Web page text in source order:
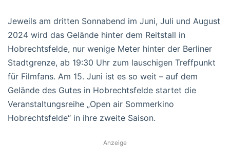
Jeweils am dritten Sonnabend im Juni, Juli und August
2024 wird das Gelände hinter dem Reitstall in
Hobrechtsfelde, nur wenige Meter hinter der Berliner
Stadtgrenze, ab 19:30 Uhr zum lauschigen Treffpunkt
für Filmfans. Am 15. Juni ist es so weit – auf dem
Gelände des Gutes in Hobrechtsfelde startet die
Veranstaltungsreihe „Open air Sommerkino
Hobrechtsfelde“ in ihre zweite Saison.
Anzeige